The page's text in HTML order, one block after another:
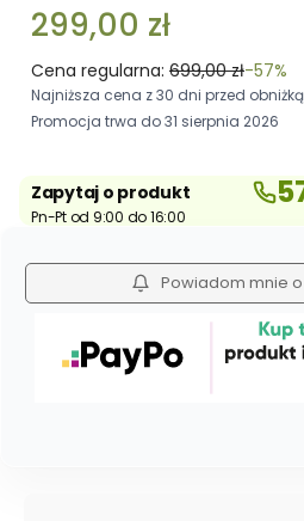
299,00 zł
Cena regularna: 699,00 zł-57%
Najniższa cena z 30 dni przed
Promocja trwa do 31 sierpnia 2026
Zapytaj o produkt
Pn-Pt od 9:00 do 16:00
Powiadom mnie